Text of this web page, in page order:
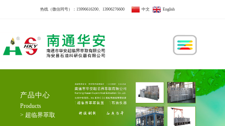
热线（微信同号）： 15996616200、 13906276600 中文 English
产品中心
Products
> 超临界萃取